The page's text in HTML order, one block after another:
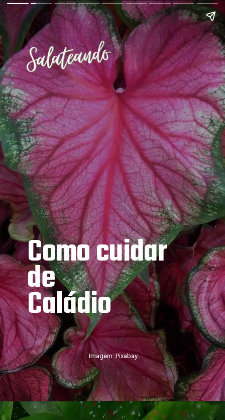
Como cuidar
de
Caládio
Imagem: Pixabay